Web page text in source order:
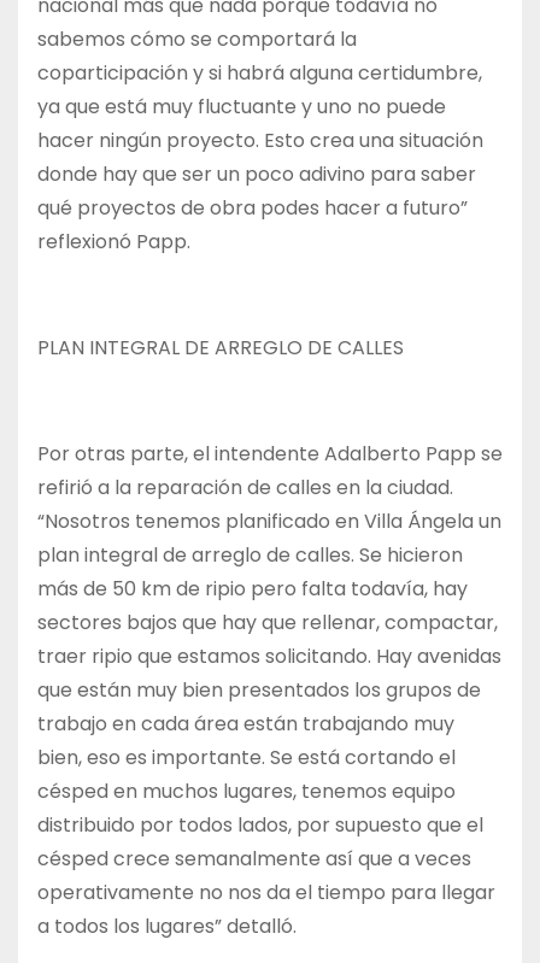
sabemos cómo se comportará la
coparticipación y si habrá alguna certidumbre,
ya que está muy fluctuante y uno no puede
hacer ningún proyecto. Esto crea una situación
donde hay que ser un poco adivino para saber
qué proyectos de obra podes hacer a futuro”
reflexionó Papp.
PLAN INTEGRAL DE ARREGLO DE CALLES
Por otras parte, el intendente Adalberto Papp se
refirió a la reparación de calles en la ciudad.
“Nosotros tenemos planificado en Villa Ángela un
plan integral de arreglo de calles. Se hicieron
más de 50 km de ripio pero falta todavía, hay
sectores bajos que hay que rellenar, compactar,
traer ripio que estamos solicitando. Hay avenidas
que están muy bien presentados los grupos de
trabajo en cada área están trabajando muy
bien, eso es importante. Se está cortando el
césped en muchos lugares, tenemos equipo
distribuido por todos lados, por supuesto que el
césped crece semanalmente así que a veces
operativamente no nos da el tiempo para llegar
a todos los lugares” detalló.